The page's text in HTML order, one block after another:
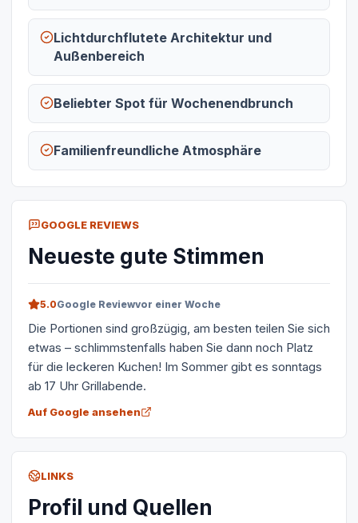
Lichtdurchflutete Architektur und
Außenbereich
Beliebter Spot für Wochenendbrunch
Familienfreundliche Atmosphäre
GOOGLE REVIEWS
Neueste gute Stimmen
5.0Google Reviewvor einer Woche
Die Portionen sind großzügig, am besten teilen Sie sich
etwas – schlimmstenfalls haben Sie dann noch Platz
für die leckeren Kuchen! Im Sommer gibt es sonntags
ab 17 Uhr Grillabende.
Auf Google ansehen
LINKS
Profil und Quellen